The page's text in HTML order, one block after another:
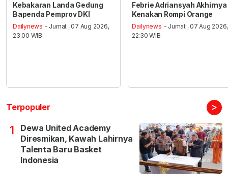
Kebakaran Landa Gedung
Bapenda Pemprov DKI
Dailynews - Jumat , 07 Aug 2026,
23:00 WIB
Febrie Adriansyah Akhirnya
Kenakan Rompi Orange
Dailynews - Jumat , 07 Aug 2026,
22:30 WIB
Terpopuler >
1
Dewa United Academy
Diresmikan, Kawah Lahirnya
Talenta Baru Basket
Indonesia